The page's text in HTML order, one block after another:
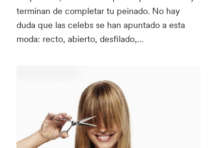
terminan de completar tu peinado. No hay
duda que las celebs se han apuntado a esta
moda: recto, abierto, desfilado,…